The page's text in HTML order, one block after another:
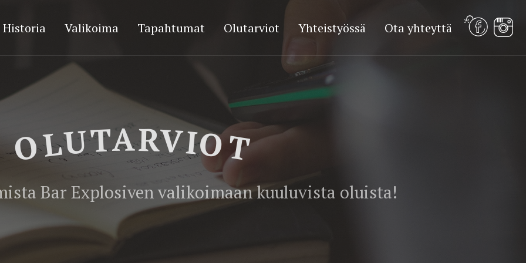
Historia Valikoima Tapahtumat Olutarviot Yhteistyössä Ota yhteyttä
OLUTARVIOT
Bar Explosiven valikoimaan kuuluvista oluista!